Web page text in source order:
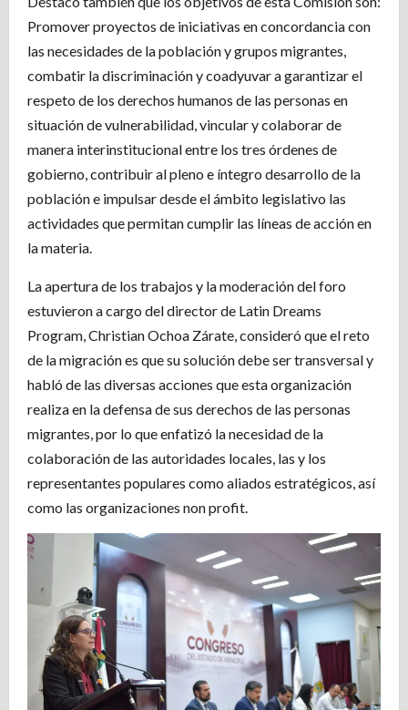
Promover proyectos de iniciativas en concordancia con
las necesidades de la población y grupos migrantes,
combatir la discriminación y coadyuvar a garantizar el
respeto de los derechos humanos de las personas en
situación de vulnerabilidad, vincular y colaborar de
manera interinstitucional entre los tres órdenes de
gobierno, contribuir al pleno e íntegro desarrollo de la
población e impulsar desde el ámbito legislativo las
actividades que permitan cumplir las líneas de acción en
la materia.
La apertura de los trabajos y la moderación del foro
estuvieron a cargo del director de Latin Dreams
Program, Christian Ochoa Zárate, consideró que el reto
de la migración es que su solución debe ser transversal y
habló de las diversas acciones que esta organización
realiza en la defensa de sus derechos de las personas
migrantes, por lo que enfatizó la necesidad de la
colaboración de las autoridades locales, las y los
representantes populares como aliados estratégicos, así
como las organizaciones non profit.